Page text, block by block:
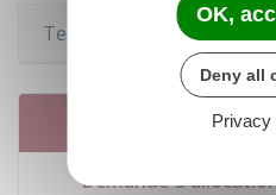
Textes de référence
Services en ligne et
Demande
OK,
Deny all
Privacy